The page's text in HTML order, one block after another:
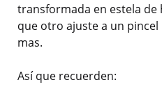
transformada en estela
que otro ajuste a un pincel
mas.
Así que recuerden: